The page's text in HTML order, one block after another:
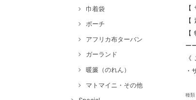
巾着袋
ポーチ
アフリカ布ターバン
ガーランド
暖簾（のれん）
マトマイニ・その他
ー
・
種類